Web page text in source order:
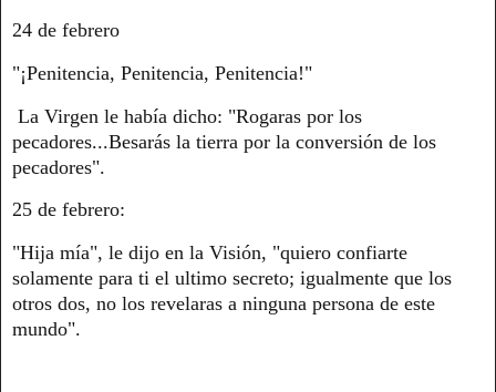
24 de febrero
"¡Penitencia, Penitencia, Penitencia!"
La Virgen le había dicho: "Rogaras por los
pecadores...Besarás la tierra por la conversión de los
pecadores".
25 de febrero:
"Hija mía", le dijo en la Visión, "quiero confiarte
solamente para ti el ultimo secreto; igualmente que los
otros dos, no los revelaras a ninguna persona de este
mundo".